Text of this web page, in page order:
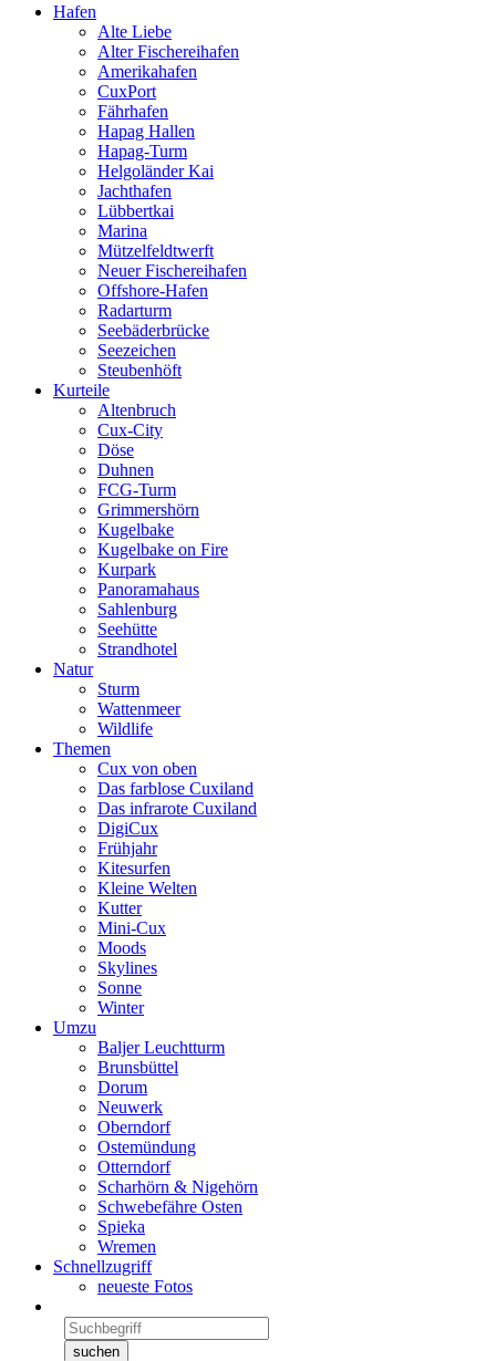
Hafen
Alte Liebe
Alter Fischereihafen
Amerikahafen
CuxPort
Fährhafen
Hapag Hallen
Hapag-Turm
Helgoländer Kai
Jachthafen
Lübbertkai
Marina
Mützelfeldtwerft
Neuer Fischereihafen
Offshore-Hafen
Radarturm
Seebäderbrücke
Seezeichen
Steubenhöft
Kurteile
Altenbruch
Cux-City
Döse
Duhnen
FCG-Turm
Grimmershörn
Kugelbake
Kugelbake on Fire
Kurpark
Panoramahaus
Sahlenburg
Seehütte
Strandhotel
Natur
Sturm
Wattenmeer
Wildlife
Themen
Cux von oben
Das farblose Cuxiland
Das infrarote Cuxiland
DigiCux
Frühjahr
Kitesurfen
Kleine Welten
Kutter
Mini-Cux
Moods
Skylines
Sonne
Winter
Umzu
Baljer Leuchtturm
Brunsbüttel
Dorum
Neuwerk
Oberndorf
Ostemündung
Otterndorf
Scharhörn & Nigehörn
Schwebefähre Osten
Spieka
Wremen
Schnellzugriff
neueste Fotos